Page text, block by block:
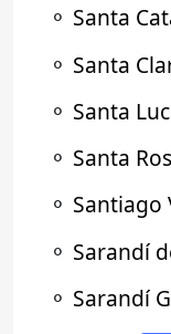
⚬ Santa
⚬ Santa
⚬ Santa
⚬ Santa
⚬ Santiago
⚬ Sarandí
⚬ Sarandí